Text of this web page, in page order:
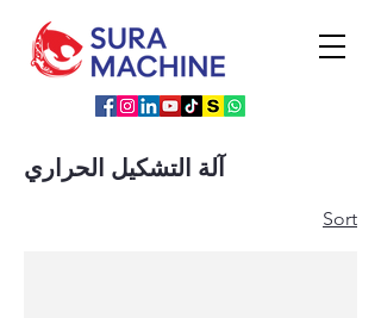
آلة التشكيل الحراري
Sort